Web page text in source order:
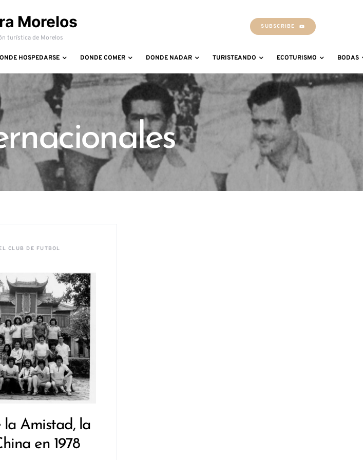
Morelos
turística de Morelos
SUBSCRIBE
HOSPEDARSE DONDE COMER DONDE NADAR TURISTEANDO ECOTURISMO BODAS
CLUB DE FUTBOL
la Amistad, la
en 1978